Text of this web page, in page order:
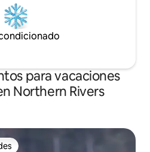
para vacaciones
Northern Rivers